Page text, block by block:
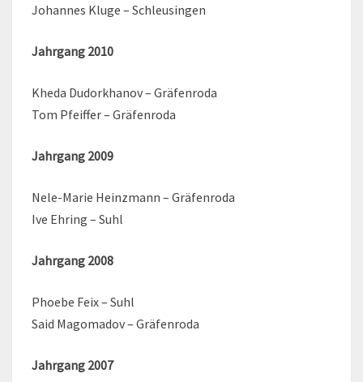
Johannes Kluge – Schleusingen
Jahrgang 2010
Kheda Dudorkhanov – Gräfenroda
Tom Pfeiffer – Gräfenroda
Jahrgang 2009
Nele-Marie Heinzmann – Gräfenroda
Ive Ehring – Suhl
Jahrgang 2008
Phoebe Feix – Suhl
Said Magomadov – Gräfenroda
Jahrgang 2007